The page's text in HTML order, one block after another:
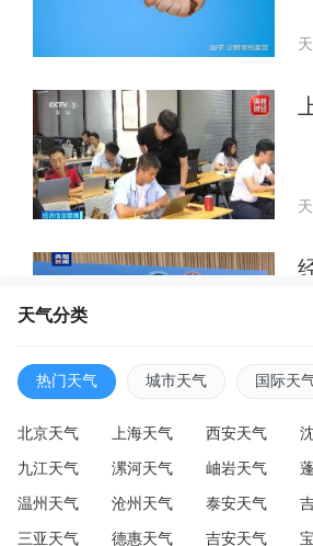
天气分类
热门天气 城市天气 国际天
北京天气 上海天气 西安天气
九江天气 漯河天气 岫岩天气
温州天气 沧州天气 泰安天气
三亚天气 德惠天气 吉安天气